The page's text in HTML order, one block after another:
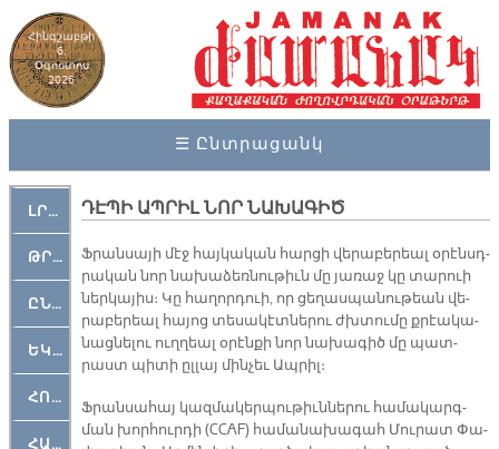
Հինգշաբթի
6,
Օգոստոս
2026
☰ Ընտրացանկ
ԼՐԱՀՈՍ
ԹՐՔԱՀԱՅ ԿԵԱՆՔ
ԸՆԿԵՐԱՄՇԱԿՈՒԹԱՅԻՆ
ԵԿԵՂԵՑԱԿԱՆ
ՀՈԳԵՄՏԱՒՈՐ
ՀԱՐԹԱԿ
ԴԷՊԻ ԱՊՐԻԼ ՆՈՐ ՆԱԽԱԳԻԾ
Ֆրան­սա­յի մէջ հայ­կա­կան հար­ցի վե­րա­բե­րեալ օ­րէնսդ­
րա­կան նոր նա­խա­ձեռ­նու­թիւն մը յա­ռաջ կը տա­րուի
ներ­կա­յիս։ Կը հա­ղոր­դուի, որ ցե­ղաս­պա­նու­թեան վե­
րա­բե­րեալ հա­յոց տե­սա­կէտ­նե­րու ժխտու­մը քրէա­կա­
նաց­նե­լու ուղ­ղեալ օ­րէն­քի նոր նա­խա­գիծ մը պատ­
րաստ պի­տի ըլ­լայ մին­չեւ Ապ­րիլ։
Ֆրան­սա­հայ կազ­մա­կեր­պու­թիւն­նե­րու հա­մա­կարգ­
ման խոր­հուր­դի (CCAF) հա­մա­նա­խա­գահ Մու­րատ Փա­